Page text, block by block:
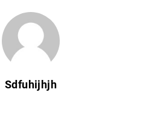
Sdfuhijhjh